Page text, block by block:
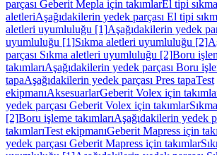
parçası Geberit Mepla için takımlarEl tipi sıkma
aletleriAşağıdakilerin yedek parçası El tipi
aletleri uyumluluğu [1]Aşağıdakilerin yedek
uyumluluğu [1]Sıkma aletleri uyumluluğu [2]
parçası Sıkma aletleri uyumluluğu [2]Boru
takımlarıAşağıdakilerin yedek parçası Boru
tapaAşağıdakilerin yedek parçası Pres tapaTest
ekipmanıAksesuarlarGeberit Volex için
yedek parçası Geberit Volex için takımlar
[2]Boru işleme takımlarıAşağıdakilerin yedek
takımlarıTest ekipmanıGeberit Mapress için
yedek parçası Geberit Mapress için takımlar